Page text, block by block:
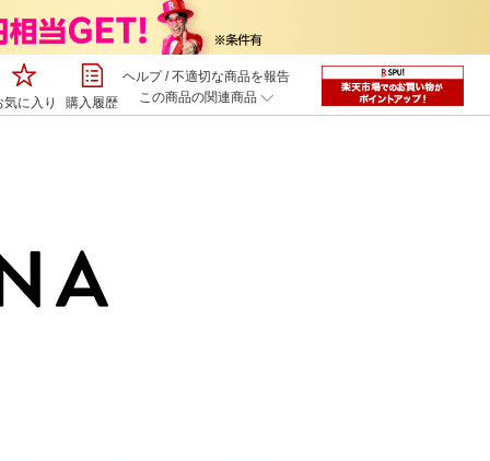
気に入り 購入履歴
ヘルプ/不適切な商品を報告
この商品の関連商品